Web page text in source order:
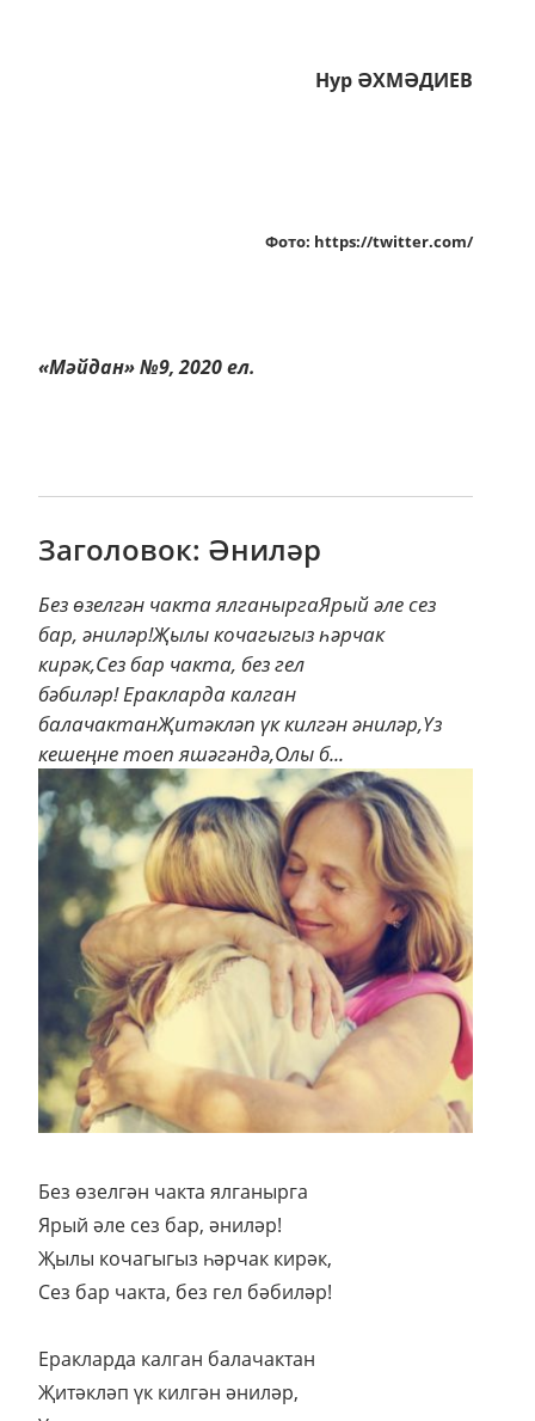
Нур ӘХМӘДИЕВ
Фото: https://twitter.com/
«Мәйдан» №9, 2020 ел.
Заголовок: Әниләр
Без өзелгән чакта ялганыргаЯрый әле сез
бар, әниләр!Җылы кочагыгыз һәрчак
кирәк,Сез бар чакта, без гел
бәбиләр! Еракларда калган
балачактанҖитәкләп үк килгән әниләр,Үз
кешеңне тоеп яшәгәндә,Олы б...
Без өзелгән чакта ялганырга
Ярый әле сез бар, әниләр!
Җылы кочагыгыз һәрчак кирәк,
Сез бар чакта, без гел бәбиләр!
Еракларда калган балачактан
Җитәкләп үк килгән әниләр,